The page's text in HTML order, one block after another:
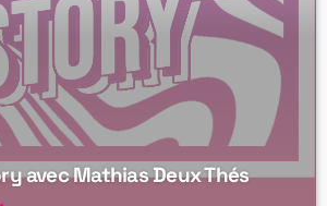
avec Mathias Deux Thés